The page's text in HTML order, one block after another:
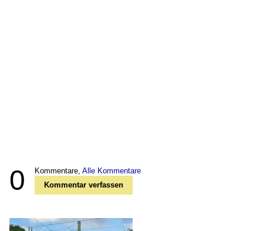
0 Kommentare, Alle Kommentare
Kommentar verfassen